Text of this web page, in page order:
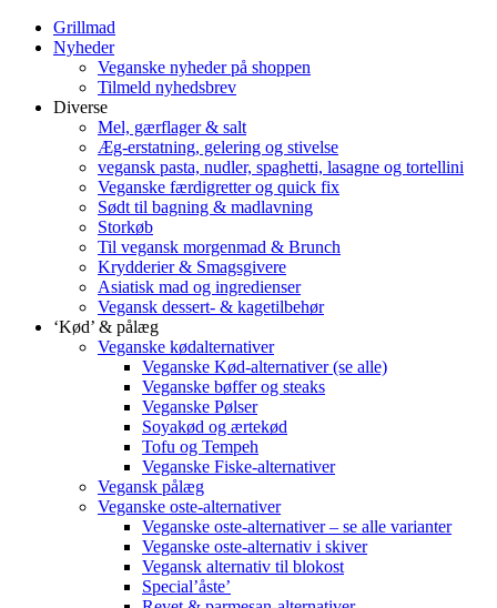
Grillmad
Nyheder
Veganske nyheder på shoppen
Tilmeld nyhedsbrev
Diverse
Mel, gærflager & salt
Æg-erstatning, gelering og stivelse
vegansk pasta, nudler, spaghetti, lasagne og tortellini
Veganske færdigretter og quick fix
Sødt til bagning & madlavning
Storkøb
Til vegansk morgenmad & Brunch
Krydderier & Smagsgivere
Asiatisk mad og ingredienser
Vegansk dessert- & kagetilbehør
‘Kød’ & pålæg
Veganske kødalternativer
Veganske Kød-alternativer (se alle)
Veganske bøffer og steaks
Veganske Pølser
Soyakød og ærtekød
Tofu og Tempeh
Veganske Fiske-alternativer
Vegansk pålæg
Veganske oste-alternativer
Veganske oste-alternativer – se alle varianter
Veganske oste-alternativ i skiver
Vegansk alternativ til blokost
Special’åste’